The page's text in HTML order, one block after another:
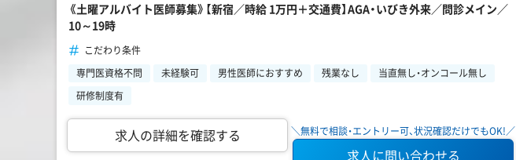
《土曜アルバイト医師募集》【新宿／時給 1万円＋交通費】AGA・いびき外来／問診メイン／
10～19時
こだわり条件
専門医資格不問
未経験可 男性医師におすすめ 残業なし
当直無し・オンコール無し
研修制度有
求人の詳細を確認する ＼無料で相談・エントリー可、状況確認だけでもOK!／
求人に問い合わせる